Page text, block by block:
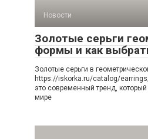
Новости
Золотые серьги
формы и как
Золотые серьги в
https://iskorka.ru/catalog/
это современный тренд,
мире